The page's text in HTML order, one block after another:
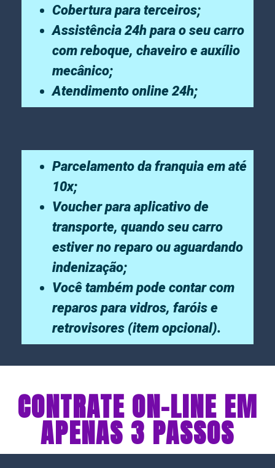
Cobertura para terceiros;
Assistência 24h para o seu carro
com reboque, chaveiro e auxílio
mecânico;
Atendimento online 24h;
Parcelamento da franquia em até
10x;
Voucher para aplicativo de
transporte, quando seu carro
estiver no reparo ou aguardando
indenização;
Você também pode contar com
reparos para vidros, faróis e
retrovisores (item opcional).
CONTRATE ON-LINE EM
APENAS 3 PASSOS